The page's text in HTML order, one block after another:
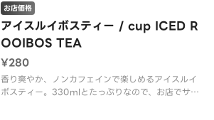
※アレルゲン情報はCRISP SALAD WORKSの公式
ウェブサイトでご確認ください。
アイスティー / cup（v Vegan）
アイスルイボスティー / cup ICED R
OOIBOS TEA
お店価格
¥280
香り爽やか、ノンカフェインで楽しめるアイスルイ
ボスティー。330mlとたっぷりなので、お店でサラ